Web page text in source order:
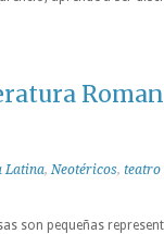
Latina,Neotéricos, teatro
son pequeñas